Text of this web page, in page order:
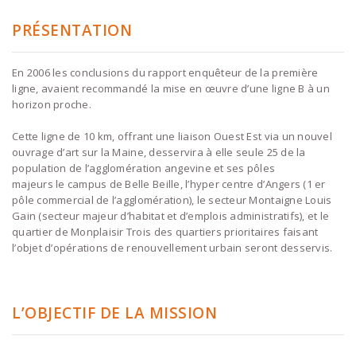
PRÉSENTATION
En 2006 les conclusions du rapport enquêteur de la première
ligne, avaient recommandé la mise en œuvre d’une ligne B à un
horizon proche.
Cette ligne de 10 km, offrant une liaison Ouest Est via un nouvel
ouvrage d’art sur la Maine, desservira à elle seule 25 de la
population de l’agglomération angevine et ses pôles
majeurs le campus de Belle Beille, l’hyper centre d’Angers (1 er
pôle commercial de l’agglomération), le secteur Montaigne Louis
Gain (secteur majeur d’habitat et d’emplois administratifs), et le
quartier de Monplaisir Trois des quartiers prioritaires faisant
l’objet d’opérations de renouvellement urbain seront desservis.
L’OBJECTIF DE LA MISSION